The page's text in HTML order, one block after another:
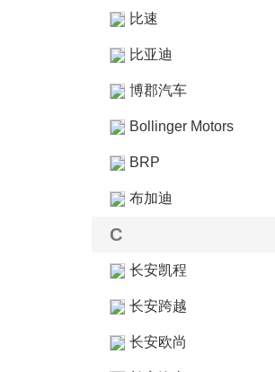
比速
比亚迪
博郡汽车
Bollinger Motors
BRP
布加迪
C
长安凯程
长安跨越
长安欧尚